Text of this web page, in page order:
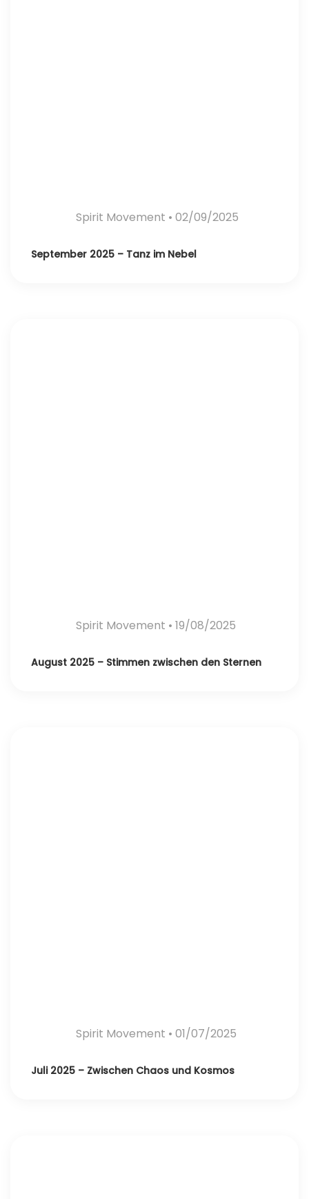
Spirit Movement • 02/09/2025
September 2025 – Tanz im Nebel
Spirit Movement • 19/08/2025
August 2025 – Stimmen zwischen den Sternen
Spirit Movement • 01/07/2025
Juli 2025 – Zwischen Chaos und Kosmos